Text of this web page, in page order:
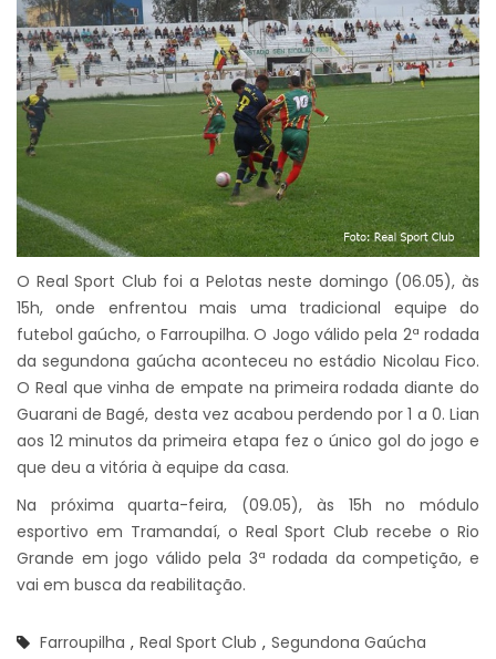
O Real Sport Club foi a Pelotas neste domingo (06.05), às
15h, onde enfrentou mais uma tradicional equipe do
futebol gaúcho, o Farroupilha. O Jogo válido pela 2ª rodada
da segundona gaúcha aconteceu no estádio Nicolau Fico.
O Real que vinha de empate na primeira rodada diante do
Guarani de Bagé, desta vez acabou perdendo por 1 a 0. Lian
aos 12 minutos da primeira etapa fez o único gol do jogo e
que deu a vitória à equipe da casa.
Na próxima quarta-feira, (09.05), às 15h no módulo
esportivo em Tramandaí, o Real Sport Club recebe o Rio
Grande em jogo válido pela 3ª rodada da competição, e
vai em busca da reabilitação.
Farroupilha , Real Sport Club , Segundona Gaúcha